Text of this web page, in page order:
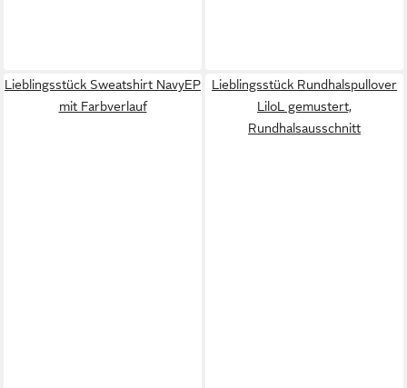
Lieblingsstück Sweatshirt NavyEP
mit Farbverlauf
Lieblingsstück Rundhalspullover
LiloL gemustert,
Rundhalsausschnitt